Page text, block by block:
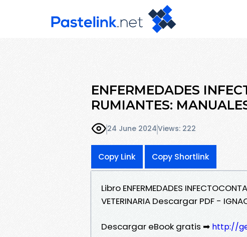
ENFERMEDADES
RUMIANTES:
24 June 2024Views: 222
Copy Link Copy Shortlink
Libro ENFERMEDADES
VETERINARIA Descargar PDF -
Descargar eBook gratis ➡ http://